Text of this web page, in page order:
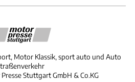
Motor Klassik, sport auto und Auto
Stuttgart GmbH & Co.KG